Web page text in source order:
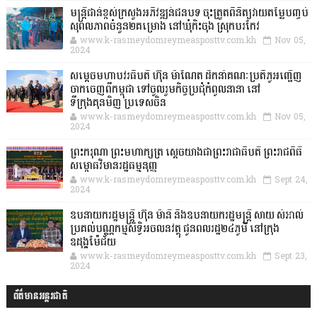
មន្ត្រីជាន់ខ្ពស់ក្រសួងអភិវឌ្ឍន៍ជនបទ ចុះត្រួតពិនិត្យវាយតម្លៃបញ្ចប់
សុពលភាពចំនួន២គម្រោង នៅឃុំកិះចុង ស្រុកបរកែវ
www.k-rasmeydomreymeasposttv.com.kh Nov 05,
2024
សម្តេចមហាបវរធិបតី ហ៊ុន ម៉ាណែត ដឹកនាំគណៈប្រតិភូអញ្ជើញ
ចាកចេញពីកម្ពុជា ទៅចូលរួមកិច្ចប្រជុំកំពូលនានា នៅ
ទីក្រុងគុនមិញ ប្រទេសចិន
www.k-rasmeydomreymeasposttv.com.kh Nov 05,
2024
ព្រះករុណា ព្រះមហាក្សត្រ ស្តេចយាងជាព្រះរាជាធិបតី ព្រះរាជពិធី
សម្ពោធវិមានរដ្ឋធម្មនុញ្ញ
www.k-rasmeydomreymeasposttv.com.kh Sept 24,
2024
ឧបនាយករដ្ឋមន្ដ្រី ហ៊ុន ម៉ានី និងឧបនាយករដ្ឋមន្ដ្រី សាយ សំអាល់
ប្រគល់បណ្ណកម្មសិទ្ធិអចលនវត្ថុ ជូនពលរដ្ឋ២៤ភូមិ នៅក្រុង
ឧដុង្គម៉ែជ័យ
www.k-rasmeydomreymeasposttv.com.kh Sept 23,
2024
ព័ត៌មានអន្តរជាតិ